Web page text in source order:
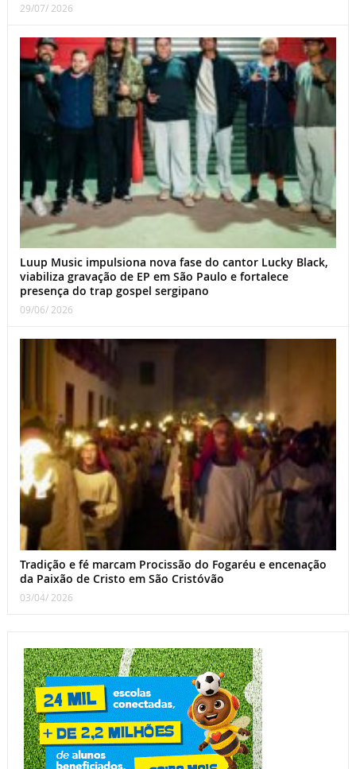
29/07/ 2026
Luup Music impulsiona nova fase do cantor Lucky Black,
viabiliza gravação de EP em São Paulo e fortalece
presença do trap gospel sergipano
09/06/ 2026
Tradição e fé marcam Procissão do Fogaréu e encenação
da Paixão de Cristo em São Cristóvão
03/04/ 2026